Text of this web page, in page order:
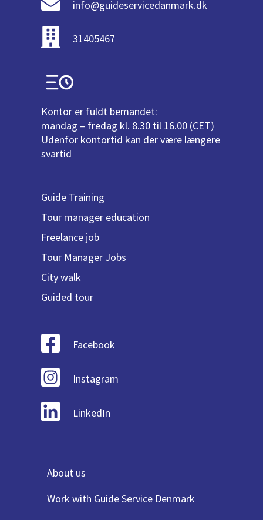
info@guideservicedanmark.dk
31405467
Kontor er fuldt bemandet:
mandag – fredag kl. 8.30 til 16.00 (CET)
Udenfor kontortid kan der være længere
svartid
Guide Training
Tour manager education
Freelance job
Tour Manager Jobs
City walk
Guided tour
Facebook
Instagram
LinkedIn
About us
Work with Guide Service Denmark